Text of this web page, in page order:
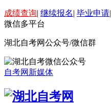
成绩查询| 继续报名| 毕业申请|
微信多平台
湖北自考网公众号/微信群
自考网新媒体